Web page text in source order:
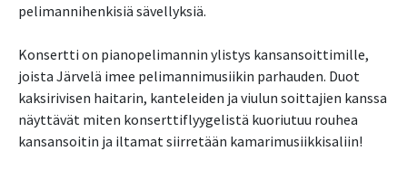
pelimannihenkisiä sävellyksiä.
Konsertti on pianopelimannin ylistys kansansoittimille,
joista Järvelä imee pelimannimusiikin parhauden. Duot
kaksirivisen haitarin, kanteleiden ja viulun soittajien kanssa
näyttävät miten konserttiflyygelistä kuoriutuu rouhea
kansansoitin ja iltamat siirretään kamarimusiikkisaliin!